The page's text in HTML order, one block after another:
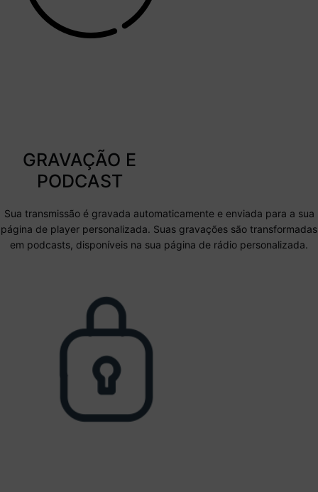
GRAVAÇÃO E
PODCAST
Sua transmissão é gravada automaticamente e enviada para a sua
página de player personalizada. Suas gravações são transformadas
em podcasts, disponíveis na sua página de rádio personalizada.